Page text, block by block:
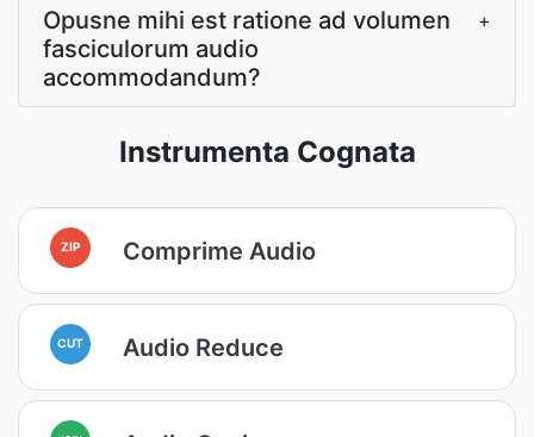
Opusne mihi est ratione ad volumen
fasciculorum audio
accommodandum?
+
Instrumenta Cognata
ZIP Comprime Audio
CUT Audio Reduce